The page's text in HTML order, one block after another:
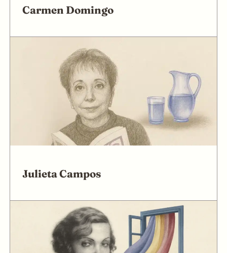
Carmen Domingo
Julieta Campos